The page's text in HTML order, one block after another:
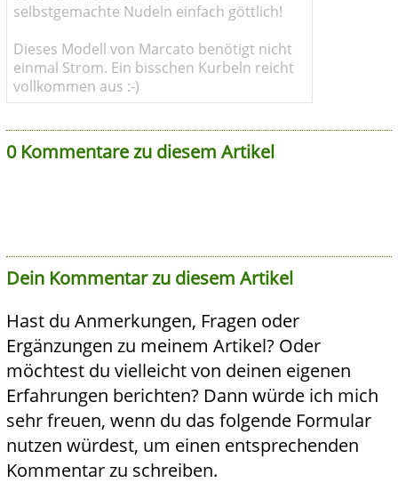
selbstgemachte Nudeln einfach göttlich!
Dieses Modell von Marcato benötigt nicht
einmal Strom. Ein bisschen Kurbeln reicht
vollkommen aus :-)
0 Kommentare zu diesem Artikel
Dein Kommentar zu diesem Artikel
Hast du Anmerkungen, Fragen oder
Ergänzungen zu meinem Artikel? Oder
möchtest du vielleicht von deinen eigenen
Erfahrungen berichten? Dann würde ich mich
sehr freuen, wenn du das folgende Formular
nutzen würdest, um einen entsprechenden
Kommentar zu schreiben.